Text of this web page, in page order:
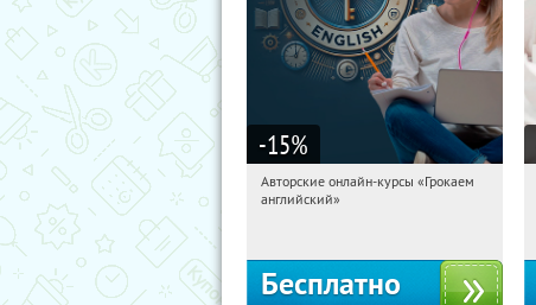
-15%
17:27:27 Получили:
Авторские онлайн-курсы «Грокаем
английский»
Бесплатно